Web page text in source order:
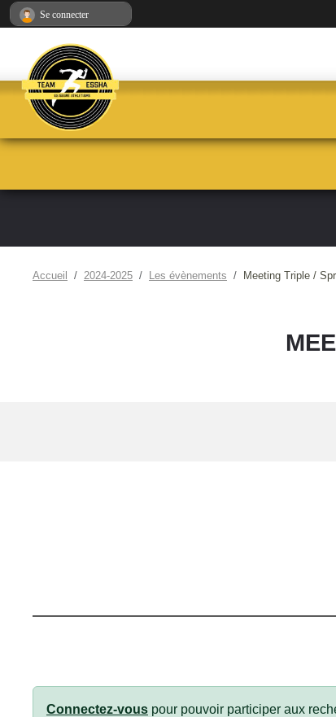
Accueil 2024-2025 Les évènements Meeting Triple /
Connectez-vous pour pouvoir participer aux
Se connecter
Panneau de gestion des cookies